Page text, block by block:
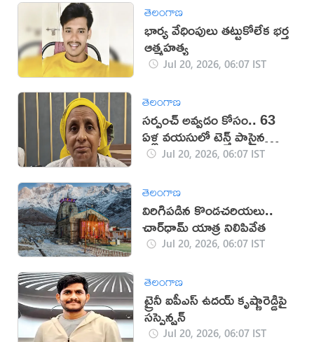
తెలంగాణ
భార్య వేధింపులు తట్టుకోలేక భర్త
ఆత్మహత్య
Jul 20, 2026, 06:07 IST
తెలంగాణ
సర్పంచ్ అవ్వడం కోసం.. 63
ఏళ్ల వయసులో టెన్త్ పాసైన
వృద్ధురాలు
Jul 20, 2026, 06:07 IST
తెలంగాణ
విరిగిపడిన కొండచరియలు..
చార్‌ధామ్ యాత్ర నిలిపివేత
Jul 20, 2026, 06:07 IST
తెలంగాణ
ట్రైనీ ఐపీఎస్ ఉదయ్ కృష్ణారెడ్డిపై
సస్పెన్షన్
Jul 20, 2026, 06:07 IST